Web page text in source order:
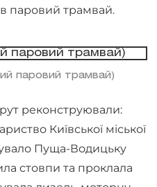
паровий трамвай.
паровий трамвай)
реконструювали:
Київської міської
Пуща-Водицьку
стовпи та проклала